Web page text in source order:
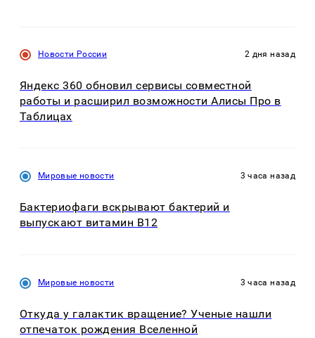
Новости России 2 дня назад
Яндекс 360 обновил сервисы совместной
работы и расширил возможности Алисы Про в
Таблицах
Мировые новости 3 часа назад
Бактериофаги вскрывают бактерий и
выпускают витамин B12
Мировые новости 3 часа назад
Откуда у галактик вращение? Ученые нашли
отпечаток рождения Вселенной